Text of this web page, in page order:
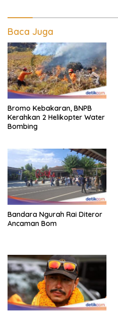
Baca Juga
Bromo Kebakaran, BNPB
Kerahkan 2 Helikopter Water
Bombing
Bandara Ngurah Rai Diteror
Ancaman Bom